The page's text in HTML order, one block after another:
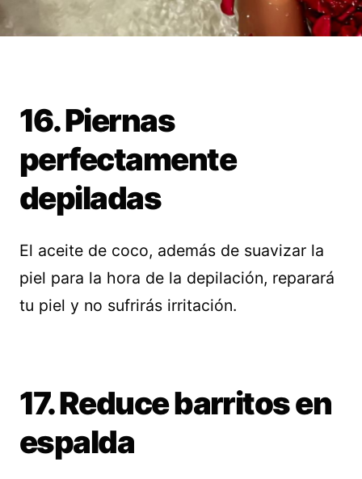
16. Piernas
perfectamente
depiladas
El aceite de coco, además de suavizar la
piel para la hora de la depilación, reparará
tu piel y no sufrirás irritación.
17. Reduce barritos en
espalda